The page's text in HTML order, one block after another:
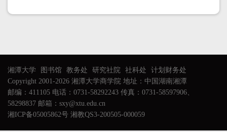
湘潭大学 图书馆 教务处 研究社院 社科处
计划财务处
Copyright 2001-2026 湘潭大学商学院 地址：中国湖南湘潭
邮编：411105 电话：0731-58292243 传真：0731-58597906、
58298837 邮箱：sxy@xtu.edu.cn
湘ICP备05005862号 湘教QS3-200505-000059